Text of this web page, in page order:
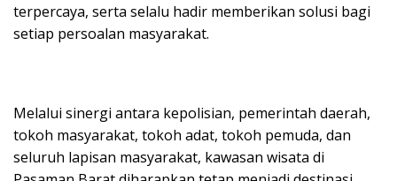
terpercaya, serta selalu hadir memberikan solusi bagi
setiap persoalan masyarakat.
Melalui sinergi antara kepolisian, pemerintah daerah,
tokoh masyarakat, tokoh adat, tokoh pemuda, dan
seluruh lapisan masyarakat, kawasan wisata di